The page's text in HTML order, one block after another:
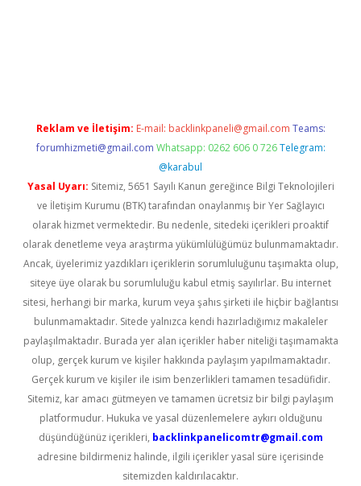
Reklam ve İletişim: E-mail: backlinkpaneli@gmail.com Teams:
forumhizmeti@gmail.com Whatsapp: 0262 606 0 726 Telegram:
@karabul
Yasal Uyarı: Sitemiz, 5651 Sayılı Kanun gereğince Bilgi Teknolojileri
ve İletişim Kurumu (BTK) tarafından onaylanmış bir Yer Sağlayıcı
olarak hizmet vermektedir. Bu nedenle, sitedeki içerikleri proaktif
olarak denetleme veya araştırma yükümlülüğümüz bulunmamaktadır.
Ancak, üyelerimiz yazdıkları içeriklerin sorumluluğunu taşımakta olup,
siteye üye olarak bu sorumluluğu kabul etmiş sayılırlar. Bu internet
sitesi, herhangi bir marka, kurum veya şahıs şirketi ile hiçbir bağlantısı
bulunmamaktadır. Sitede yalnızca kendi hazırladığımız makaleler
paylaşılmaktadır. Burada yer alan içerikler haber niteliği taşımamakta
olup, gerçek kurum ve kişiler hakkında paylaşım yapılmamaktadır.
Gerçek kurum ve kişiler ile isim benzerlikleri tamamen tesadüfidir.
Sitemiz, kar amacı gütmeyen ve tamamen ücretsiz bir bilgi paylaşım
platformudur. Hukuka ve yasal düzenlemelere aykırı olduğunu
düşündüğünüz içerikleri, backlinkpanelicomtr@gmail.com
adresine bildirmeniz halinde, ilgili içerikler yasal süre içerisinde
sitemizden kaldırılacaktır.